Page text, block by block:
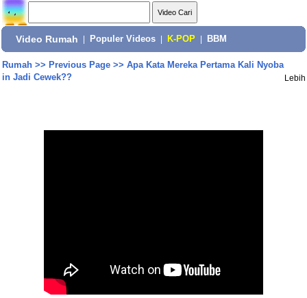
Video Rumah Populer Videos K-POP BBM
Rumah>> Previous Page>> Apa Kata Mereka Pertama Kali Nyoba
in Jadi Cewek??
Lebih